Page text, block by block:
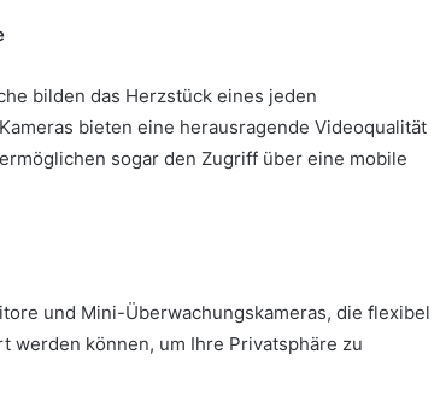
bilden das Herzstück eines jeden
bieten eine herausragende Videoqualität
sogar den Zugriff über eine mobile
und Mini-Überwachungskameras, die flexibel
werden können, um Ihre Privatsphäre zu